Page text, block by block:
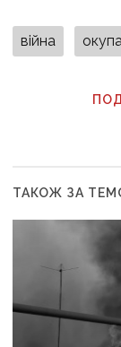
війна
ТАКОЖ ЗА